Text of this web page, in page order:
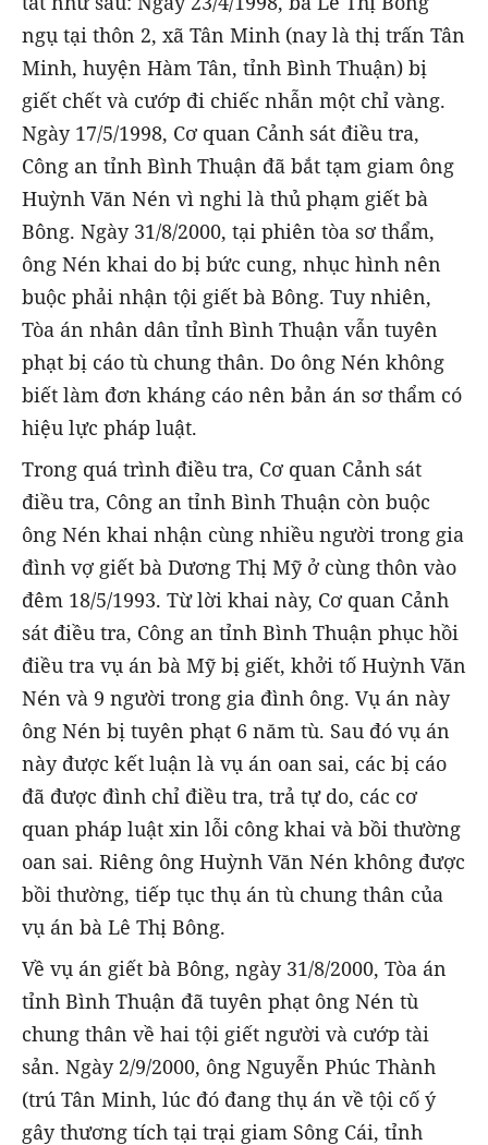
ngụ tại thôn 2, xã Tân Minh (nay là thị trấn Tân
Minh, huyện Hàm Tân, tỉnh Bình Thuận) bị
giết chết và cướp đi chiếc nhẫn một chỉ vàng.
Ngày 17/5/1998, Cơ quan Cảnh sát điều tra,
Công an tỉnh Bình Thuận đã bắt tạm giam ông
Huỳnh Văn Nén vì nghi là thủ phạm giết bà
Bông. Ngày 31/8/2000, tại phiên tòa sơ thẩm,
ông Nén khai do bị bức cung, nhục hình nên
buộc phải nhận tội giết bà Bông. Tuy nhiên,
Tòa án nhân dân tỉnh Bình Thuận vẫn tuyên
phạt bị cáo tù chung thân. Do ông Nén không
biết làm đơn kháng cáo nên bản án sơ thẩm có
hiệu lực pháp luật.
Trong quá trình điều tra, Cơ quan Cảnh sát
điều tra, Công an tỉnh Bình Thuận còn buộc
ông Nén khai nhận cùng nhiều người trong gia
đình vợ giết bà Dương Thị Mỹ ở cùng thôn vào
đêm 18/5/1993. Từ lời khai này, Cơ quan Cảnh
sát điều tra, Công an tỉnh Bình Thuận phục hồi
điều tra vụ án bà Mỹ bị giết, khởi tố Huỳnh Văn
Nén và 9 người trong gia đình ông. Vụ án này
ông Nén bị tuyên phạt 6 năm tù. Sau đó vụ án
này được kết luận là vụ án oan sai, các bị cáo
đã được đình chỉ điều tra, trả tự do, các cơ
quan pháp luật xin lỗi công khai và bồi thường
oan sai. Riêng ông Huỳnh Văn Nén không được
bồi thường, tiếp tục thụ án tù chung thân của
vụ án bà Lê Thị Bông.
Về vụ án giết bà Bông, ngày 31/8/2000, Tòa án
tỉnh Bình Thuận đã tuyên phạt ông Nén tù
chung thân về hai tội giết người và cướp tài
sản. Ngày 2/9/2000, ông Nguyễn Phúc Thành
(trú Tân Minh, lúc đó đang thụ án về tội cố ý
gây thương tích tại trại giam Sông Cái, tỉnh